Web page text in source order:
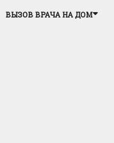
ВЫЗОВ ВРАЧА НА ДОМ